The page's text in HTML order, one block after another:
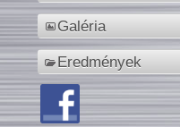
Galéria
Eredmények